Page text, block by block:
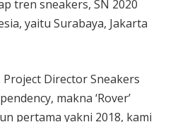
tren sneakers, SN 2020
yaitu Surabaya, Jakarta
Director Sneakers
makna ‘Rover’
pertama yakni 2018, kami